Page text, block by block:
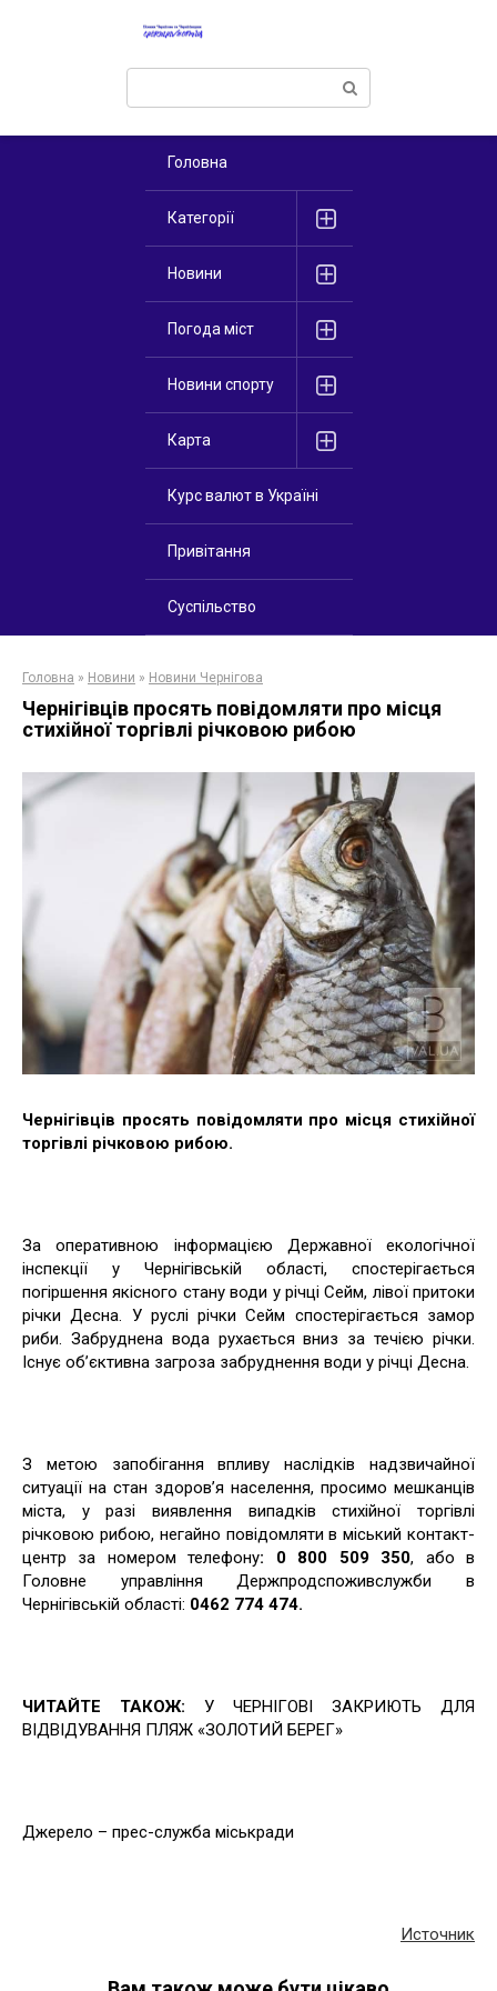
Поиск:
Головна
Категорії
Новини
Погода міст
Новини спорту
Карта
Курс валют в Україні
Привітання
Суспільство
Головна » Новини » Новини Чернігова
Чернігівців просять повідомляти про місця
стихійної торгівлі річковою рибою
Чернігівців просять повідомляти про місця стихійної
торгівлі річковою рибою.
За оперативною інформацією Державної екологічної
інспекції у Чернігівській області, спостерігається
погіршення якісного стану води у річці Сейм, лівої притоки
річки Десна. У руслі річки Сейм спостерігається замор
риби. Забруднена вода рухається вниз за течією річки.
Існує об’єктивна загроза забруднення води у річці Десна.
З метою запобігання впливу наслідків надзвичайної
ситуації на стан здоров’я населення, просимо мешканців
міста, у разі виявлення випадків стихійної торгівлі
річковою рибою, негайно повідомляти в міський контакт-
центр за номером телефону: 0 800 509 350, або в
Головне управління Держпродспоживслужби в
Чернігівській області: 0462 774 474.
ЧИТАЙТЕ ТАКОЖ: У ЧЕРНІГОВІ ЗАКРИЮТЬ ДЛЯ
ВІДВІДУВАННЯ ПЛЯЖ «ЗОЛОТИЙ БЕРЕГ»
Джерело – прес-служба міськради
Источник